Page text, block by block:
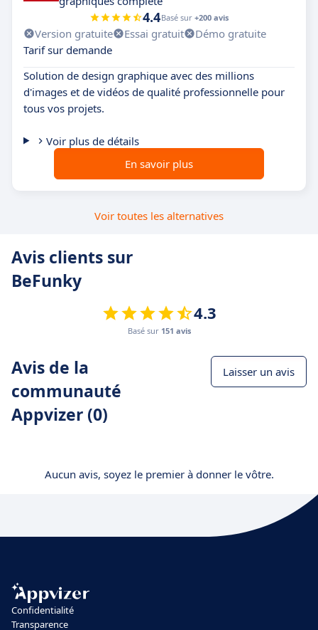
4.4Basé sur +200 avis
Version gratuite Essai gratuit
Démo gratuite
Tarif sur demande
Solution de design graphique avec des millions
d'images et de vidéos de qualité professionnelle pour
tous vos projets.
Voir plus de détails
En savoir plus
Voir toutes les alternatives
Avis clients sur
BeFunky
4.3
Basé sur 151 avis
Avis de la
communauté
Appvizer (0)
Laisser un avis
Aucun avis, soyez le premier à donner le vôtre.
Confidentialité
Transparence